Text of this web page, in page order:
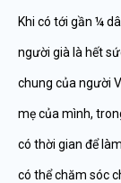
Khi có tới gần ¼
người già là hết
chung của người
mẹ của mình,
có thời gian để
có thể chăm sóc